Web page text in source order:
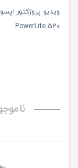
PowerLite 520